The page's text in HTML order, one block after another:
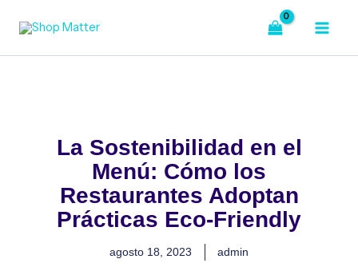
La Sostenibilidad en el
Menú: Cómo los
Restaurantes Adoptan
Prácticas Eco-Friendly
agosto 18, 2023 admin